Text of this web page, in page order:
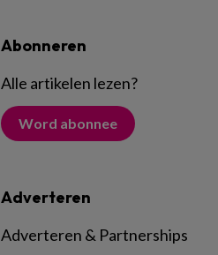
Abonneren
Alle artikelen lezen?
Word abonnee
Adverteren
Adverteren & Partnerships